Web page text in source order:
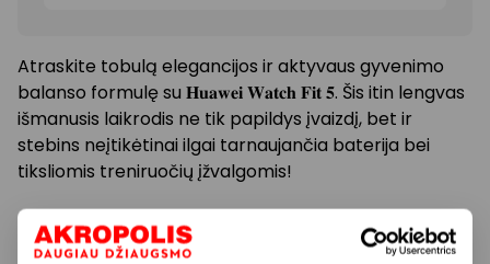
Atraskite tobulą elegancijos ir aktyvaus gyvenimo
balanso formulę su 𝐇𝐮𝐚𝐰𝐞𝐢 𝐖𝐚𝐭𝐜𝐡 𝐅𝐢𝐭 𝟓. Šis itin lengvas
išmanusis laikrodis ne tik papildys įvaizdį, bet ir
stebins neįtikėtinai ilgai tarnaujančia baterija bei
tiksliomis treniruočių įžvalgomis!
Užsukite į „Mobili prekyba” parduotuvę ir išmanųjį
Huawei Watch Fit 5 laikrodį įsigykite tik už 159 Eur